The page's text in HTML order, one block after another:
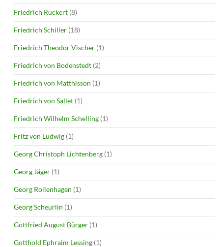
Friedrich Rückert (8)
Friedrich Schiller (18)
Friedrich Theodor Vischer (1)
Friedrich von Bodenstedt (2)
Friedrich von Matthisson (1)
Friedrich von Sallet (1)
Friedrich Wilhelm Schelling (1)
Fritz von Ludwig (1)
Georg Christoph Lichtenberg (1)
Georg Jäger (1)
Georg Rollenhagen (1)
Georg Scheurlin (1)
Gottfried August Bürger (1)
Gotthold Ephraim Lessing (1)